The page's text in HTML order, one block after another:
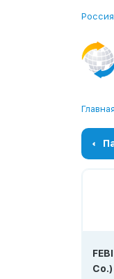
Россия
Главная
Co.)